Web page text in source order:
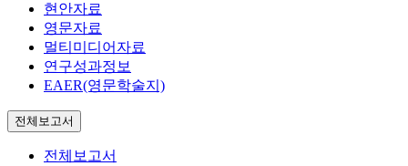
현안자료
영문자료
멀티미디어자료
연구성과정보
EAER(영문학술지)
전체보고서
전체보고서